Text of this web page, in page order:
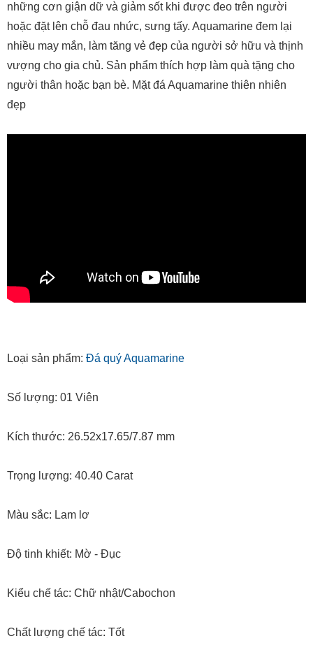
những cơn giận dữ và giảm sốt khi được đeo trên người
hoặc đặt lên chỗ đau nhức, sưng tấy. Aquamarine đem lại
nhiều may mắn, làm tăng vẻ đẹp của người sở hữu và thịnh
vượng cho gia chủ. Sản phẩm thích hợp làm quà tặng cho
người thân hoặc bạn bè. Mặt đá Aquamarine thiên nhiên
đẹp
Loại sản phẩm: Đá quý Aquamarine
Số lượng: 01 Viên
Kích thước: 26.52x17.65/7.87 mm
Trọng lượng: 40.40 Carat
Màu sắc: Lam lơ
Độ tinh khiết: Mờ - Đục
Kiểu chế tác: Chữ nhật/Cabochon
Chất lượng chế tác: Tốt